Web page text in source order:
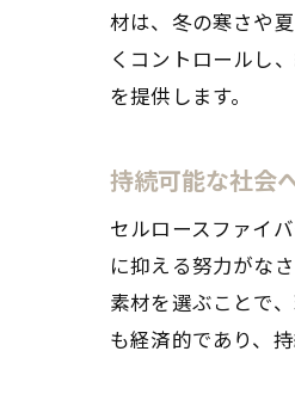
材は、冬の寒さや
くコントロールし
を提供します。
持続可能な社会
セルロースファイ
に抑える努力がな
素材を選ぶことで
も経済的であり、